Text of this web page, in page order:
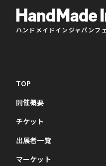
ハンドメイドインジャパンフ
TOP
開催概要
チケット
出展者一覧
マーケット